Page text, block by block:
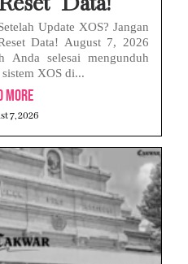
Update XOS? Jangan
Data! August 7, 2026
Anda selesai mengunduh
XOS di...
More
7, 2026